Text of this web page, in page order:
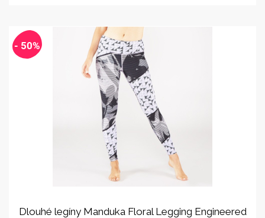
- 50%
Dlouhé legíny Manduka Floral Legging Engineered